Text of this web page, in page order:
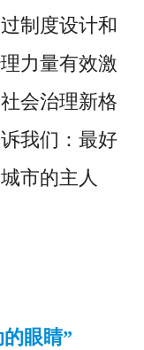
制度设计和
力量有效激
会治理新格
我们：最好
市的主人
眼睛”